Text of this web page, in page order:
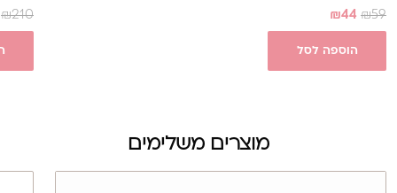
₪59
₪44
הוספה לסל
₪210
מוצרים משלימים